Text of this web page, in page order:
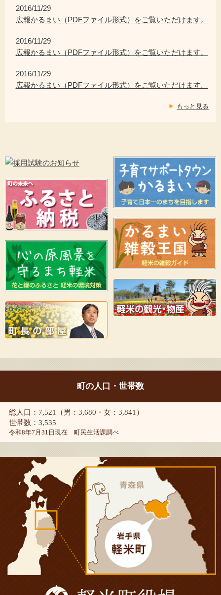
2016/11/29
広報かるまい（PDFファイル形式）をご覧いただけます。
2016/11/29
広報かるまい（PDFファイル形式）をご覧いただけます。
2016/11/29
広報かるまい（PDFファイル形式）をご覧いただけます。
もっと見る
町の人口・世帯数
総人口：7,521（男：3,680・女：3,841）
世帯数：3,535
令和8年7月31日現在 町民生活課調べ